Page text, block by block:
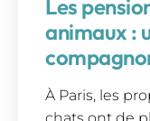
Les
animaux :
À Paris, les
chats ont de